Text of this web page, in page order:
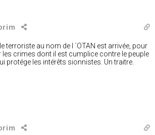
le terroriste au nom de l ´OTAN est arrivée, pour
les crimes dont il est cumplice contre le peuple
protége les intérêts sionnistes. Un traitre.